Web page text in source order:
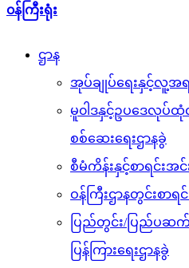
၀န်ကြီးရုံး
ဌာန
အုပ်ချုပ်ရေးနှင့်လူ့အရ
မူ၀ါဒနှင့်ဥပဒေလုပ်ထုံ
စစ်ဆေးရေးဌာနခွဲ
စီမံကိန်းနှင့်စာရင်းအင်
ဝန်ကြီးဌာနတွင်းစာရ
ပြည်တွင်း/ပြည်ပဆ
ပြန်ကြားရေးဌာနခွဲ